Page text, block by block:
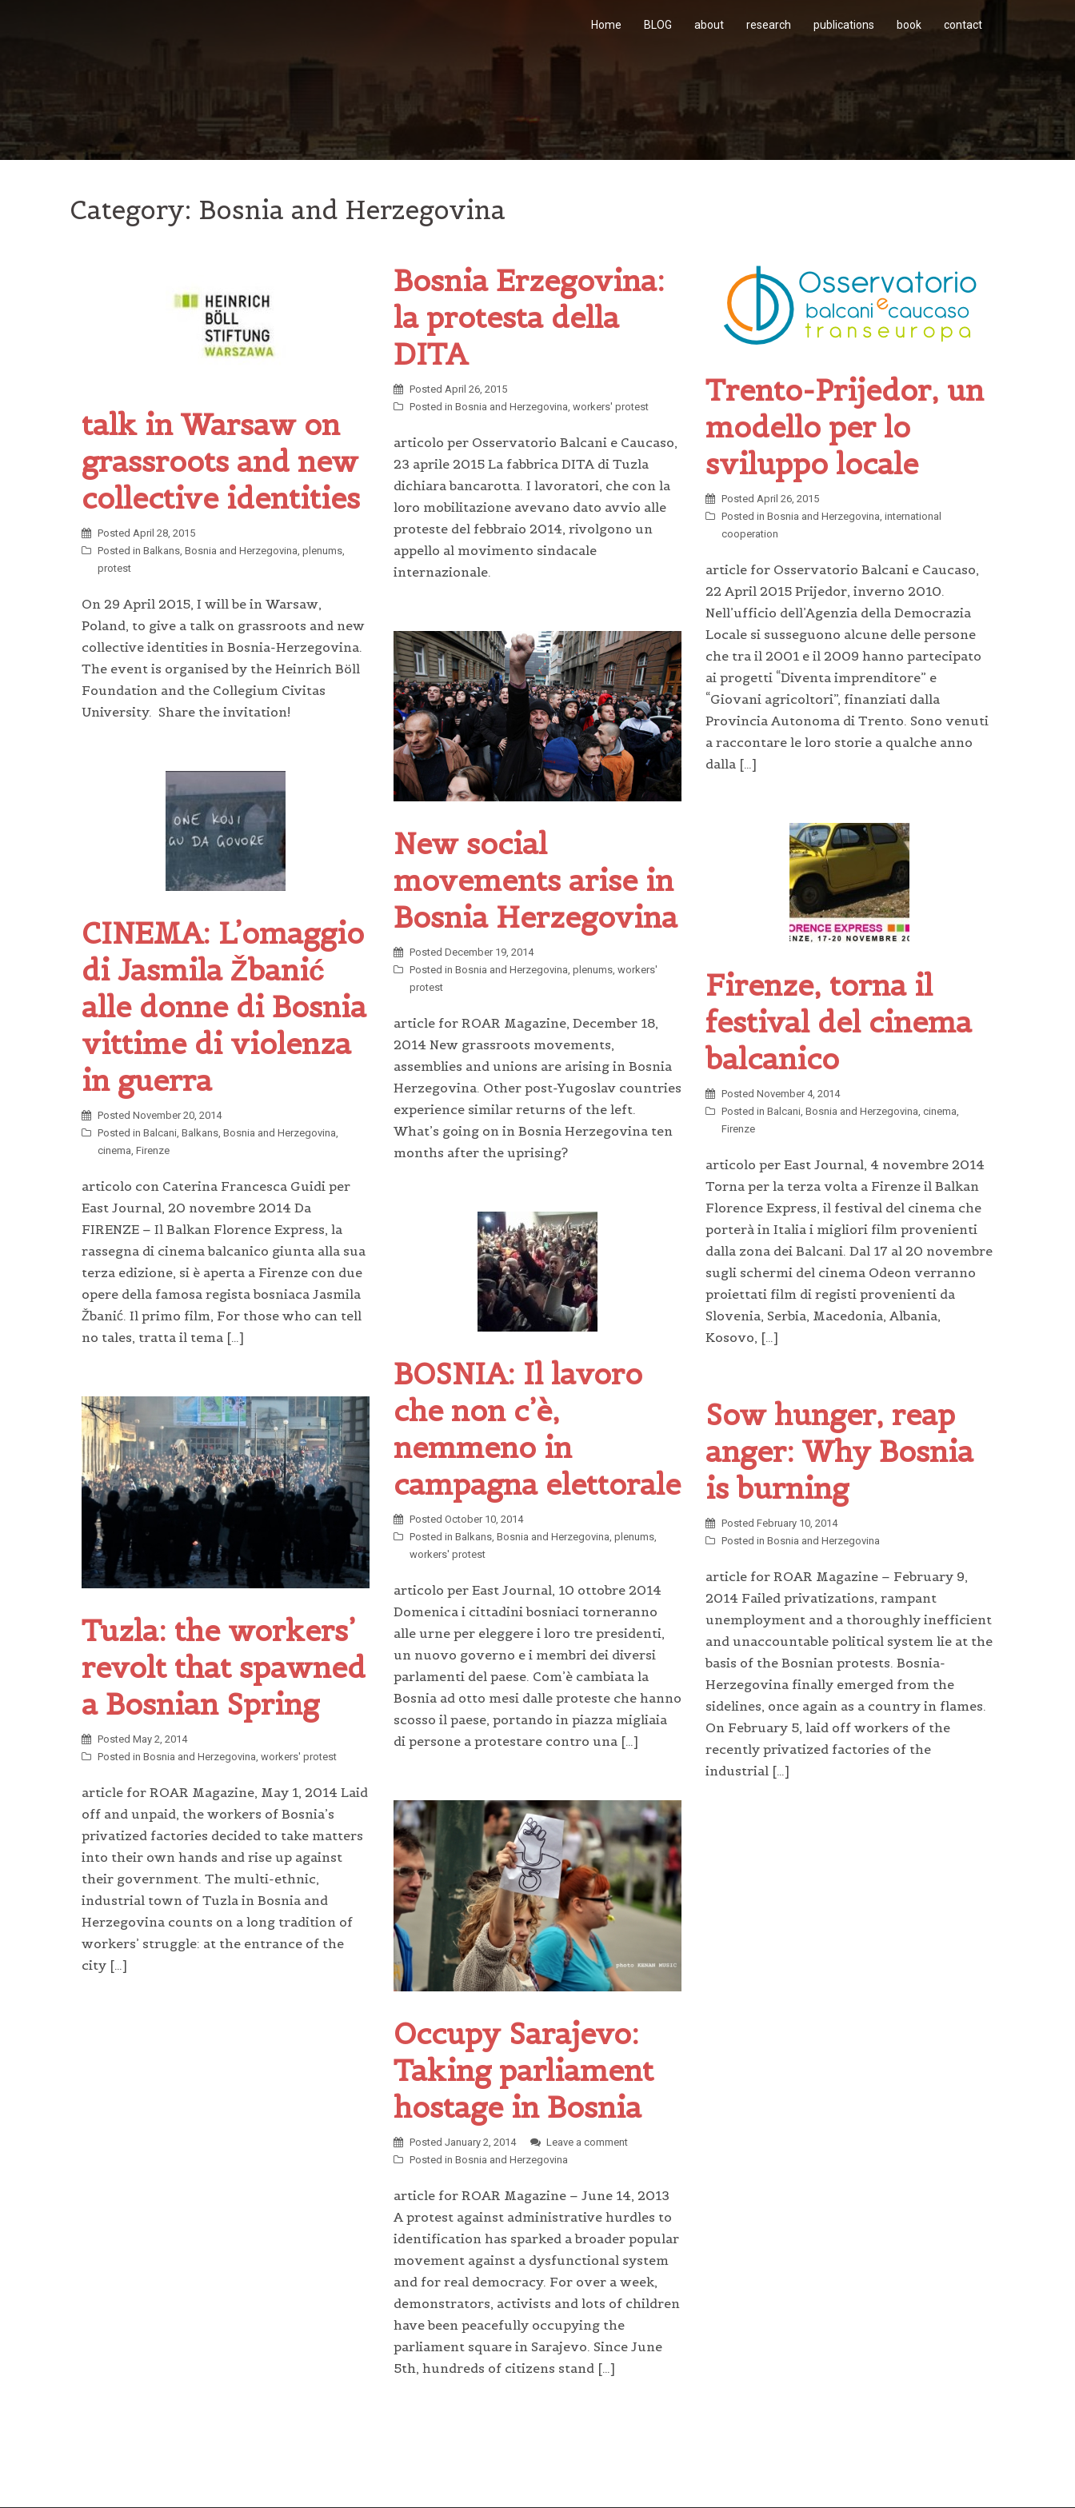
Home BLOG about research publications book contact
Category: Bosnia and Herzegovina
talk in Warsaw on
grassroots and new
collective identities
Posted April 28, 2015
Posted in Balkans, Bosnia and Herzegovina, plenums,
protest
On 29 April 2015, I will be in Warsaw,
Poland, to give a talk on grassroots and new
collective identities in Bosnia-Herzegovina.
The event is organised by the Heinrich Böll
Foundation and the Collegium Civitas
University. Share the invitation!
Bosnia Erzegovina:
la protesta della
DITA
Posted April 26, 2015
Posted in Bosnia and Herzegovina, workers' protest
articolo per Osservatorio Balcani e Caucaso,
23 aprile 2015 La fabbrica DITA di Tuzla
dichiara bancarotta. I lavoratori, che con la
loro mobilitazione avevano dato avvio alle
proteste del febbraio 2014, rivolgono un
appello al movimento sindacale
internazionale.
Trento-Prijedor, un
modello per lo
sviluppo locale
Posted April 26, 2015
Posted in Bosnia and Herzegovina, international
cooperation
article for Osservatorio Balcani e Caucaso,
22 April 2015 Prijedor, inverno 2010.
Nell’ufficio dell’Agenzia della Democrazia
Locale si susseguono alcune delle persone
che tra il 2001 e il 2009 hanno partecipato
ai progetti “Diventa imprenditore” e
“Giovani agricoltori”, finanziati dalla
Provincia Autonoma di Trento. Sono venuti
a raccontare le loro storie a qualche anno
dalla […]
New social
movements arise in
Bosnia Herzegovina
Posted December 19, 2014
Posted in Bosnia and Herzegovina, plenums, workers'
protest
article for ROAR Magazine, December 18,
2014 New grassroots movements,
assemblies and unions are arising in Bosnia
Herzegovina. Other post-Yugoslav countries
experience similar returns of the left.
What’s going on in Bosnia Herzegovina ten
months after the uprising?
CINEMA: L’omaggio
di Jasmila Žbanić
alle donne di Bosnia
vittime di violenza
in guerra
Posted November 20, 2014
Posted in Balcani, Balkans, Bosnia and Herzegovina,
cinema, Firenze
articolo con Caterina Francesca Guidi per
East Journal, 20 novembre 2014 Da
FIRENZE – Il Balkan Florence Express, la
rassegna di cinema balcanico giunta alla sua
terza edizione, si è aperta a Firenze con due
opere della famosa regista bosniaca Jasmila
Žbanić. Il primo film, For those who can tell
no tales, tratta il tema […]
Firenze, torna il
festival del cinema
balcanico
Posted November 4, 2014
Posted in Balcani, Bosnia and Herzegovina, cinema,
Firenze
articolo per East Journal, 4 novembre 2014
Torna per la terza volta a Firenze il Balkan
Florence Express, il festival del cinema che
porterà in Italia i migliori film provenienti
dalla zona dei Balcani. Dal 17 al 20 novembre
sugli schermi del cinema Odeon verranno
proiettati film di registi provenienti da
Slovenia, Serbia, Macedonia, Albania,
Kosovo, […]
BOSNIA: Il lavoro
che non c’è,
nemmeno in
campagna elettorale
Posted October 10, 2014
Posted in Balkans, Bosnia and Herzegovina, plenums,
workers' protest
articolo per East Journal, 10 ottobre 2014
Domenica i cittadini bosniaci torneranno
alle urne per eleggere i loro tre presidenti,
un nuovo governo e i membri dei diversi
parlamenti del paese. Com’è cambiata la
Bosnia ad otto mesi dalle proteste che hanno
scosso il paese, portando in piazza migliaia
di persone a protestare contro una […]
Tuzla: the workers’
revolt that spawned
a Bosnian Spring
Posted May 2, 2014
Posted in Bosnia and Herzegovina workers' protest
article for ROAR Magazine, May 1, 2014 Laid
off and unpaid, the workers of Bosnia’s
privatized factories decided to take matters
into their own hands and rise up against
their government. The multi-ethnic,
industrial town of Tuzla in Bosnia and
Herzegovina counts on a long tradition of
workers’ struggle: at the entrance of the
city […]
Sow hunger, reap
anger: Why Bosnia
is burning
Posted February 10, 2014
Posted in Bosnia and Herzegovina
article for ROAR Magazine – February 9,
2014 Failed privatizations, rampant
unemployment and a thoroughly inefficient
and unaccountable political system lie at the
basis of the Bosnian protests. Bosnia-
Herzegovina finally emerged from the
sidelines, once again as a country in flames.
On February 5, laid off workers of the
recently privatized factories of the
industrial […]
Occupy Sarajevo:
Taking parliament
hostage in Bosnia
Posted January 2, 2014
Leave a comment
Posted in Bosnia and Herzegovina
article for ROAR Magazine – June 14, 2013
A protest against administrative hurdles to
identification has sparked a broader popular
movement against a dysfunctional system
and for real democracy. For over a week,
demonstrators, activists and lots of children
have been peacefully occupying the
parliament square in Sarajevo. Since June
5th, hundreds of citizens stand […]